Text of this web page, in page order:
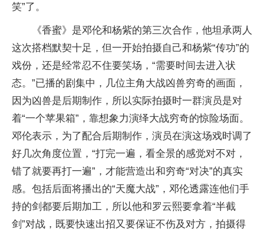
笑”了。
《香蜜》是邓伦和杨紫的第三次合作，他坦承两人
这次搭档默契十足，但一开始拍摄自己和杨紫“传功”的
戏份，还是经常忍不住要笑场，“需要时间去进入状
态。”已播的剧集中，几位主角大战凶兽穷奇的画面，
因为凶兽是后期制作，所以实际拍摄时一群演员是对
着“一个苹果箱”，靠想象力演绎大战穷奇的惊险场面。
邓伦表示，为了配合后期制作，演员在演这场戏时调了
好几次角度位置，“打完一遍，看全景的感觉对不对，
错了就要再打一遍”，才能营造出和穷奇“对决”的真实
感。包括后面将播出的“天魔大战”，邓伦透露连他们手
持的剑都要后期加工，所以他和罗云熙要拿着“半截
剑”对战，既要快速出招又要保证不伤及对方，拍摄得